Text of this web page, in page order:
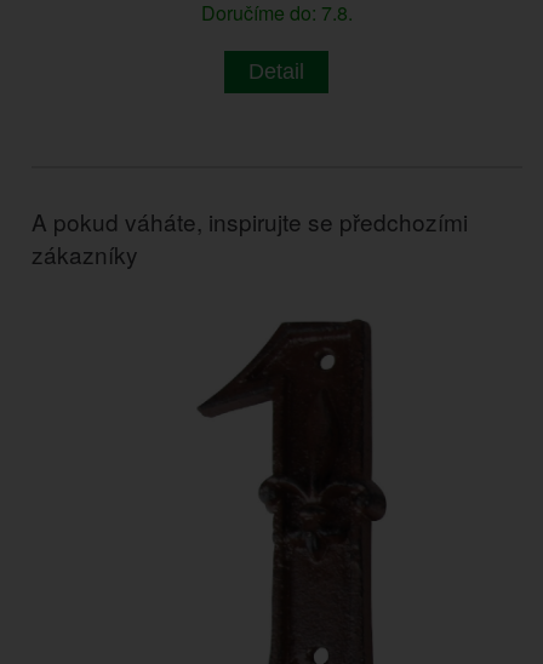
Doručíme do: 7.8.
Detail
A pokud váháte, inspirujte se předchozími
zákazníky